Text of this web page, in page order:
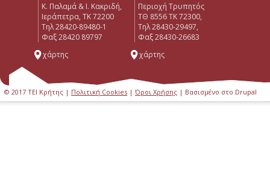
Κ. Παλαμά & Ι. Κακριδή,
Ιεράπετρα, ΤΚ 72200
Tηλ 28420-89480-1
Φαξ 28420 89797
χάρτης
Περιοχή Τρυπητός
ΤΘ 8556 ΤΚ 72300,
Τηλ 28430-29497,
Φαξ 28430-26683
χάρτης
© 2017 ΤΕΙ Κρήτης | Πολιτική Cookies | Όροι Χρήσης | Βασισμένο στο Drupal